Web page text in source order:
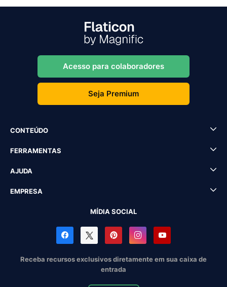
Acesso para colaboradores
Seja Premium
CONTEÚDO
FERRAMENTAS
AJUDA
EMPRESA
MÍDIA SOCIAL
Receba recursos exclusivos diretamente em sua caixa de
entrada